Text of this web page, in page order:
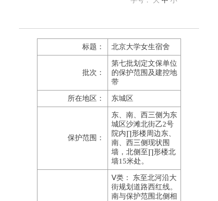
标题： 北京大学女生宿舍
批次：
第七批划定文保单位
的保护范围及建控地
带
所在地区： 东城区
保护范围：
东、南、西三侧为东
城区沙滩北街乙2号
院内∏形楼周边东、
南、西三侧现状围
墙，北侧至∏形楼北
墙15米处。
Ⅴ类： 东至北河沿大
街规划道路西红线。
南与保护范围北侧相